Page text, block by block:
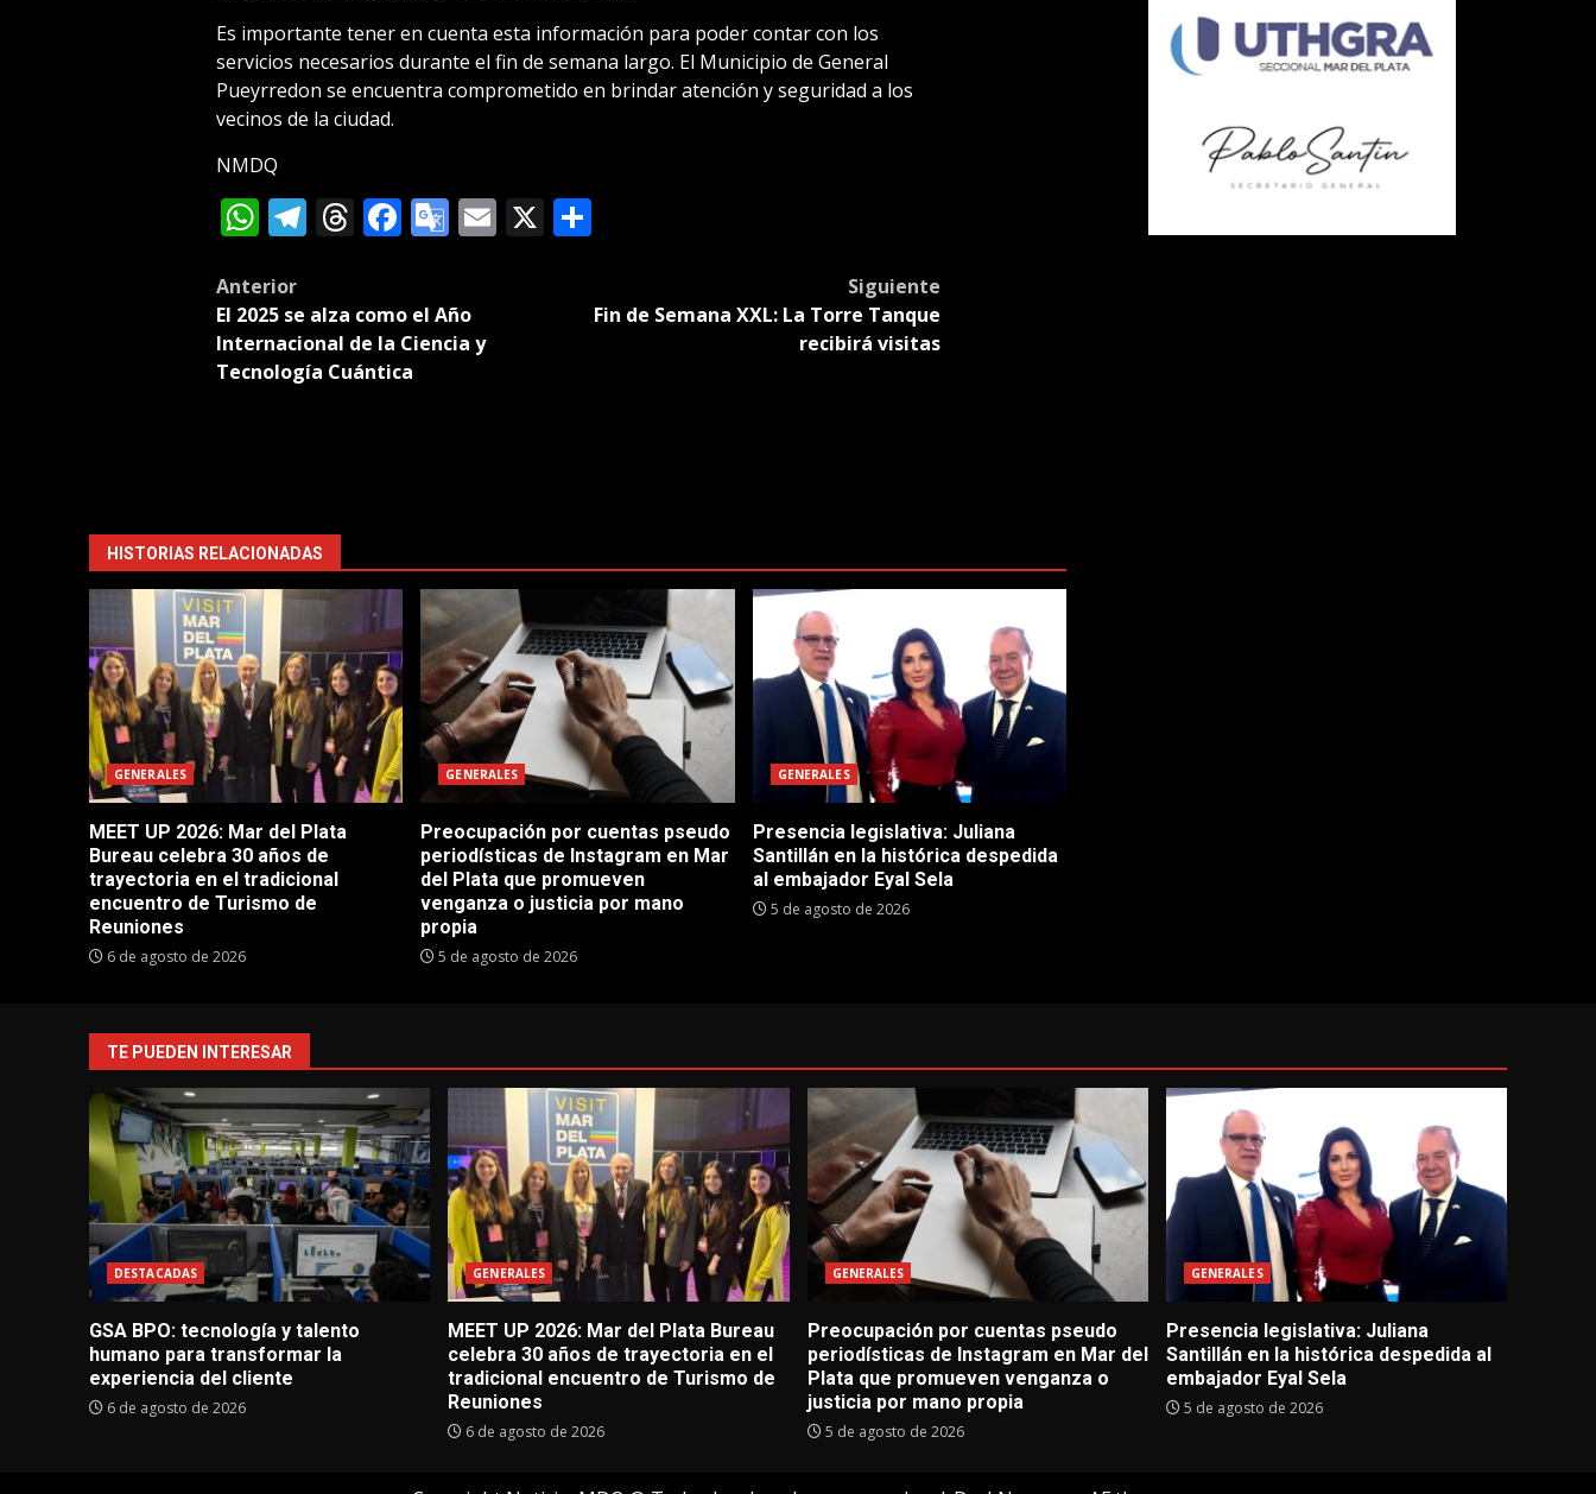
Es importante tener en cuenta esta información para poder contar con los
servicios necesarios durante el fin de semana largo. El Municipio de General
Pueyrredon se encuentra comprometido en brindar atención y seguridad a los
vecinos de la ciudad.
NMDQ
WhatsApp
Telegram
Threads
Facebook
Google
Email
X Compartir
Post
navigation
Anterior
El 2025 se alza como el Año
Internacional de la Ciencia y
Tecnología Cuántica
Siguiente
Fin de Semana XXL: La Torre Tanque
recibirá visitas
HISTORIAS RELACIONADAS
GENERALES
MEET UP 2026: Mar del Plata
Bureau celebra 30 años de
trayectoria en el tradicional
encuentro de Turismo de
Reuniones
6 de agosto de 2026
GENERALES
Preocupación por cuentas pseudo
periodísticas de Instagram en Mar
del Plata que promueven
venganza o justicia por mano
propia
5 de agosto de 2026
GENERALES
Presencia legislativa: Juliana
Santillán en la histórica despedida
al embajador Eyal Sela
5 de agosto de 2026
TE PUEDEN INTERESAR
DESTACADAS
GSA BPO: tecnología y talento
humano para transformar la
experiencia del cliente
6 de agosto de 2026
GENERALES
MEET UP 2026: Mar del Plata Bureau
celebra 30 años de trayectoria en el
tradicional encuentro de Turismo de
Reuniones
6 de agosto de 2026
GENERALES
Preocupación por cuentas pseudo
periodísticas de Instagram en Mar del
Plata que promueven venganza o
justicia por mano propia
5 de agosto de 2026
GENERALES
Presencia legislativa: Juliana
Santillán en la histórica despedida al
embajador Eyal Sela
5 de agosto de 2026